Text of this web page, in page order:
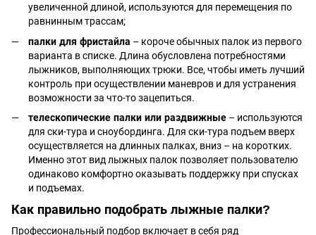
увеличенной длиной, используются для перемещения по
равнинным трассам;
палки для фристайла – короче обычных палок из первого
варианта в списке. Длина обусловлена ​​потребностями
лыжников, выполняющих трюки. Все, чтобы иметь лучший
контроль при осуществлении маневров и для устранения
возможности за что-то зацепиться.
телескопические палки или раздвижные – используются
для ски-тура и сноубординга. Для ски-тура подъем вверх
осуществляется на длинных палках, вниз – на коротких.
Именно этот вид лыжных палок позволяет пользователю
одинаково комфортно оказывать поддержку при спусках
и подъемах.
Как правильно подобрать лыжные палки?
Профессиональный подбор включает в себя ряд